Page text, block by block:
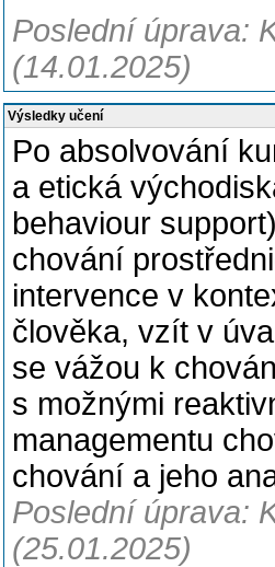
Poslední úprava:
(14.01.2025)
Výsledky učení
Po absolvování
a etická
behaviour
chování
intervence v
člověka, vzít v
se vážou k
s možnými
managementu
chování a jeho
Poslední úprava:
(25.01.2025)